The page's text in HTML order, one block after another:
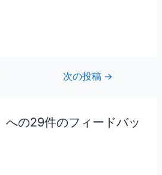
次の投稿 →
への29件のフィードバッ